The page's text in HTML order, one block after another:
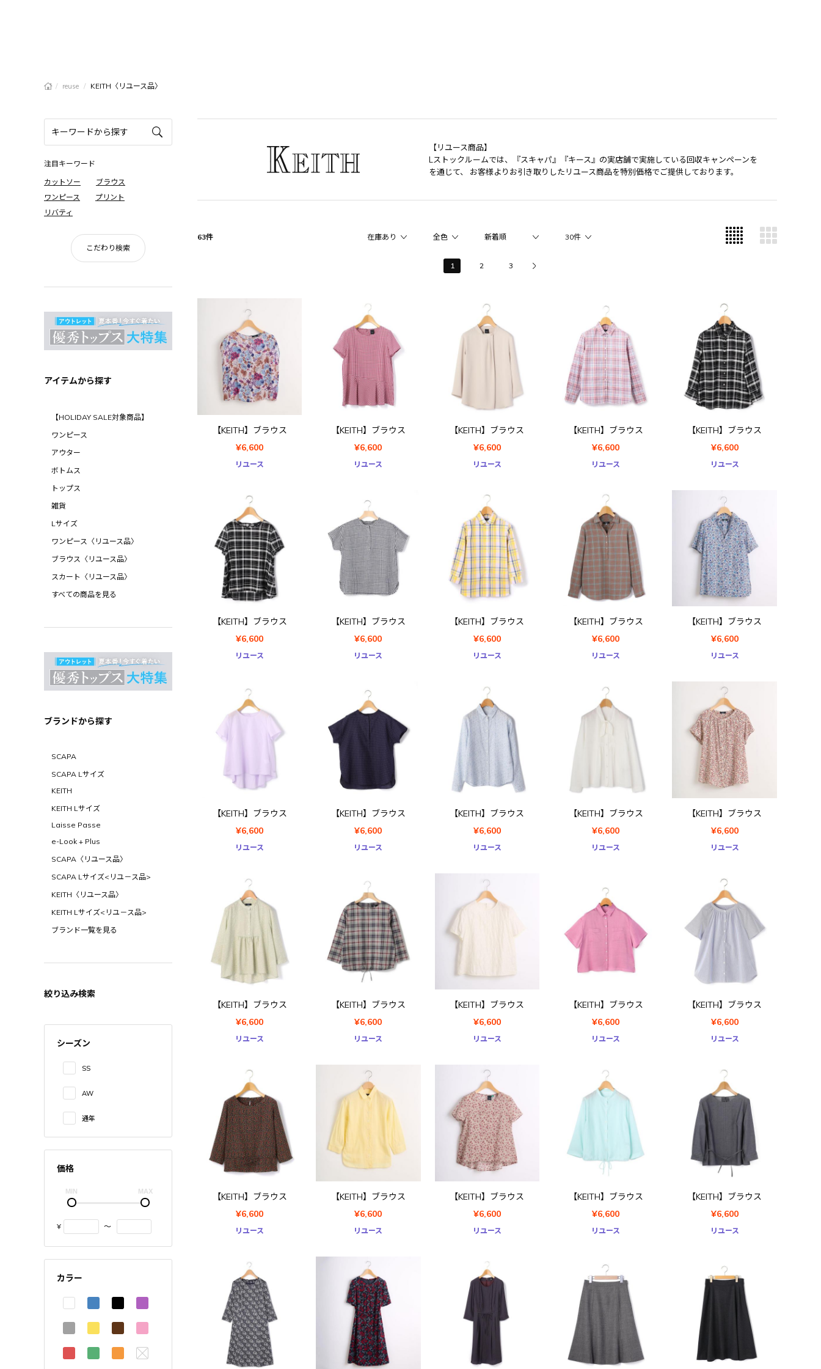
/ reuse / KEITH〈リユース品〉
注目キーワード
カットソー
ブラウス
ワンピース
プリント
リバティ
こだわり検索
アイテムから探す
【HOLIDAY SALE対象商品】
ワンピース
アウター
ボトムス
トップス
雑貨
Lサイズ
ワンピース〈リユース品〉
ブラウス〈リユース品〉
スカート〈リユース品〉
すべての商品を見る
ブランドから探す
SCAPA
SCAPA Lサイズ
KEITH
KEITH Lサイズ
Laisse Passe
e-Look + Plus
SCAPA〈リユース品〉
SCAPA Lサイズ<リユ－ス品>
KEITH〈リユース品〉
KEITH Lサイズ<リユ－ス品>
ブランド一覧を見る
絞り込み検索
シーズン
SS
AW
通年
価格
¥ 〜
カラー
【リユース商品】
Lストックルームでは、『スキャパ』『キース』の実店舗で実施している回収キャンペーンを
を通じて、 お客様よりお引き取りしたリユース商品を特別価格でご提供しております。
63件
1 2 3
【KEITH】ブラウス
¥6,600
リユース
【KEITH】ブラウス
¥6,600
リユース
【KEITH】ブラウス
¥6,600
リユース
【KEITH】ブラウス
¥6,600
リユース
【KEITH】ブラウス
¥6,600
リユース
【KEITH】ブラウス
¥6,600
リユース
【KEITH】ブラウス
¥6,600
リユース
【KEITH】ブラウス
¥6,600
リユース
【KEITH】ブラウス
¥6,600
リユース
【KEITH】ブラウス
¥6,600
リユース
【KEITH】ブラウス
¥6,600
リユース
【KEITH】ブラウス
¥6,600
リユース
【KEITH】ブラウス
¥6,600
リユース
【KEITH】ブラウス
¥6,600
リユース
【KEITH】ブラウス
¥6,600
リユース
【KEITH】ブラウス
¥6,600
リユース
【KEITH】ブラウス
¥6,600
リユース
【KEITH】ブラウス
¥6,600
リユース
【KEITH】ブラウス
¥6,600
リユース
【KEITH】ブラウス
¥6,600
リユース
【KEITH】ブラウス
¥6,600
リユース
【KEITH】ブラウス
¥6,600
リユース
【KEITH】ブラウス
¥6,600
リユース
【KEITH】ブラウス
¥6,600
リユース
【KEITH】ブラウス
¥6,600
リユース